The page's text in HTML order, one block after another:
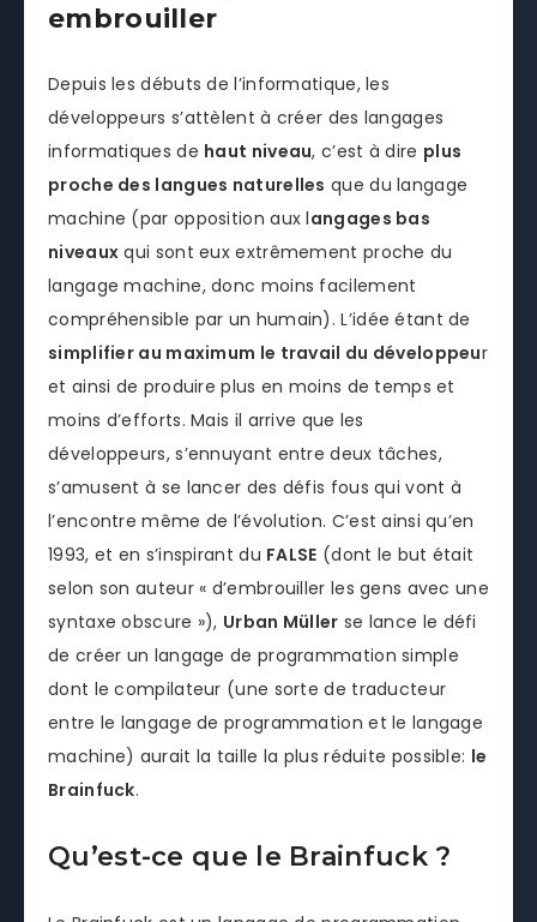
embrouiller
Depuis les débuts de l’informatique, les
développeurs s’attèlent à créer des langages
informatiques de haut niveau, c’est à dire plus
proche des langues naturelles que du langage
machine (par opposition aux langages bas
niveaux qui sont eux extrêmement proche du
langage machine, donc moins facilement
compréhensible par un humain). L’idée étant de
simplifier au maximum le travail du développeur
et ainsi de produire plus en moins de temps et
moins d’efforts. Mais il arrive que les
développeurs, s’ennuyant entre deux tâches,
s’amusent à se lancer des défis fous qui vont à
l’encontre même de l’évolution. C’est ainsi qu’en
1993, et en s’inspirant du FALSE (dont le but était
selon son auteur « d’embrouiller les gens avec une
syntaxe obscure »), Urban Müller se lance le défi
de créer un langage de programmation simple
dont le compilateur (une sorte de traducteur
entre le langage de programmation et le langage
machine) aurait la taille la plus réduite possible: le
Brainfuck.
Qu’est-ce que le Brainfuck ?